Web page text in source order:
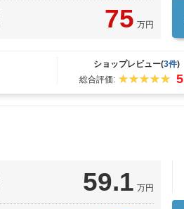
75 万円
ショップレビュー(3件)
総合評価:
5
59.1 万円